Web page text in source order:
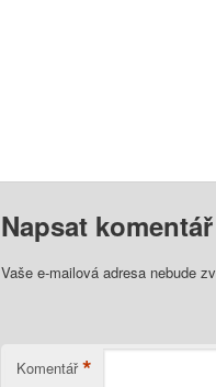
Napsat komentář
Vaše e-mailová adresa nebude
Komentář *